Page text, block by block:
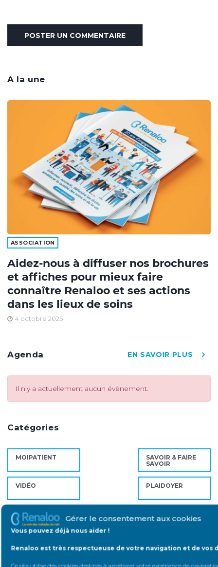
Gérer le consentement aux cookies
Vous pouvez déjà nous aider !
Renaloo est très respectueuse de votre navigation et de vos
Ce site utilise des cookies destinés à améliorer votre expérience de
A la une
ASSOCIATION
Aidez-nous à diffuser nos brochures
et affiches pour mieux faire
connaître Renaloo et ses actions
dans les lieux de soins
4 octobre 2025
Agenda EN SAVOIR PLUS
Il n’y a actuellement aucun évènement.
Catégories
MOIPATIENT
SAVOIR & FAIRE
SAVOIR
VIDÉO PLAIDOYER
COVID19
RÉNALE